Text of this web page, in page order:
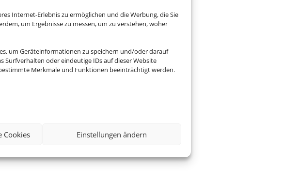
Internet-Erlebnis zu ermöglichen und die Werbung, die Sie
um Ergebnisse zu messen, um zu verstehen, woher
um Geräteinformationen zu speichern und/oder darauf
Surfverhalten oder eindeutige IDs auf dieser Website
Merkmale und Funktionen beeinträchtigt werden.
Cookies Einstellungen ändern